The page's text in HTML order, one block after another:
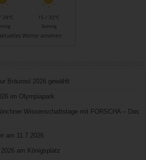
28°C
15 / 32°C
Sonnig
Wetter ansehen
Bräurosl 2026 gewählt
im Olympiapark
Wissenschaftstage mit FORSCHA – Das
am 11.7.2026
am Königsplatz